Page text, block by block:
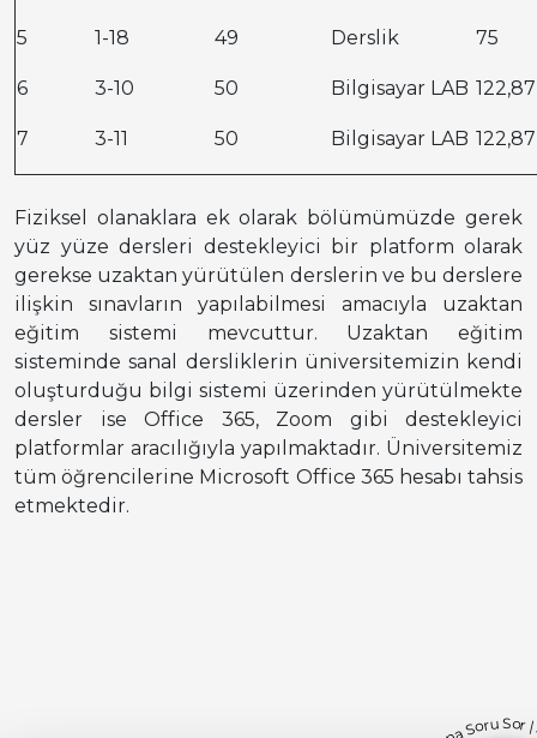
5 1-18 49 Derslik 75
6 3-10 50 Bilgisayar LAB 122,87
7 3-11 50 Bilgisayar LAB 122,87
Fiziksel olanaklara ek olarak bölümümüzde gerek
yüz yüze dersleri destekleyici bir platform olarak
gerekse uzaktan yürütülen derslerin ve bu derslere
ilişkin sınavların yapılabilmesi amacıyla uzaktan
eğitim sistemi mevcuttur. Uzaktan eğitim
sisteminde sanal dersliklerin üniversitemizin kendi
oluşturduğu bilgi sistemi üzerinden yürütülmekte
dersler ise Office 365, Zoom gibi destekleyici
platformlar aracılığıyla yapılmaktadır. Üniversitemiz
tüm öğrencilerine Microsoft Office 365 hesabı tahsis
etmektedir.